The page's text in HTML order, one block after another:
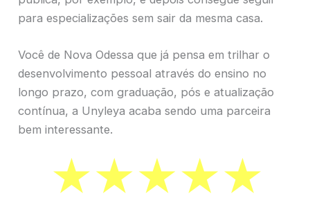
para especializações sem sair da mesma casa.
Você de Nova Odessa que já pensa em trilhar o
desenvolvimento pessoal através do ensino no
longo prazo, com graduação, pós e atualização
contínua, a Unyleya acaba sendo uma parceira
bem interessante.